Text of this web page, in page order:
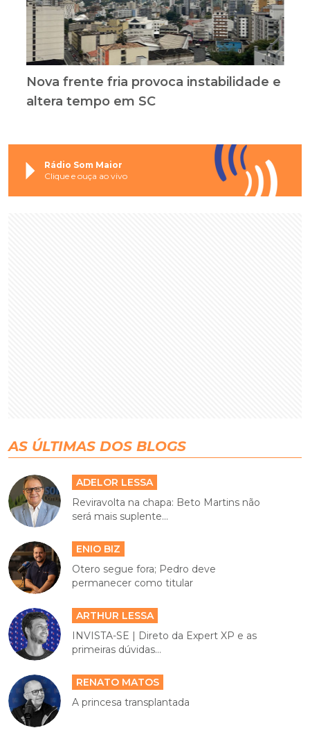
Nova frente fria provoca instabilidade e
altera tempo em SC
Rádio Som Maior
Clique e ouça ao vivo
AS ÚLTIMAS DOS BLOGS
ADELOR LESSA
Reviravolta na chapa: Beto Martins não
será mais suplente...
ENIO BIZ
Otero segue fora; Pedro deve
permanecer como titular
ARTHUR LESSA
INVISTA-SE | Direto da Expert XP e as
primeiras dúvidas...
RENATO MATOS
A princesa transplantada